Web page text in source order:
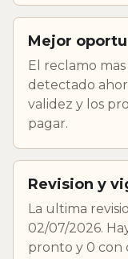
Mejor
El reclamo
detectado
validez y los
pagar.
Revision y
La ultima
02/07/2026.
pronto y 0 con